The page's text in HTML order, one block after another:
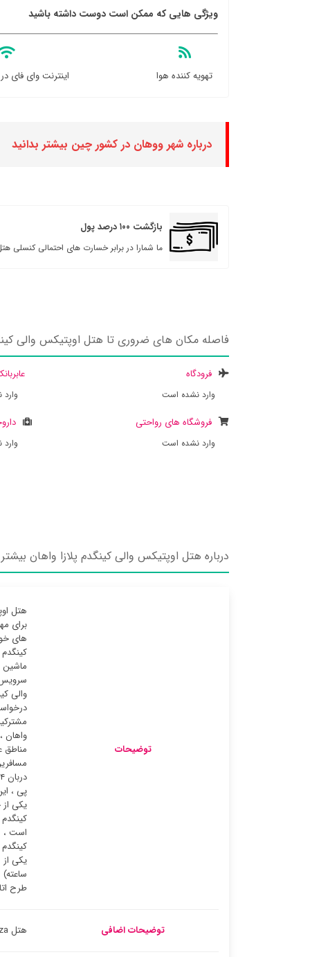
ویژگی هایی که ممکن است دوست داشته باشید
تهویه کننده هوا اینترنت وای فای
درباره شهر ووهان در کشور چین بیشتر بدانید
بازگشت ۱۰۰ درصد پول
ما شمارا در برابر خسارت های احتمالی کنسلی
فاصله مکان های ضروری تا هتل اوپتیکس والی
فرودگاه
وارد نشده است
فروشگاه های رواحتی
وارد نشده است
درباره هتل اوپتیکس والی کینگدم پلازا واهان بیشتر
توضیحات
هتل
برای
های
ماشین
سرویس
والی
واهان
مناطق
یکی
است ،
طرح
توضیحات اضافی هتل Optics Valley Kingdom Plaza ووهان در ووهان واقع شده است و پایگاه عالی برای کاوش در این شهر پر جنب و جوش است.